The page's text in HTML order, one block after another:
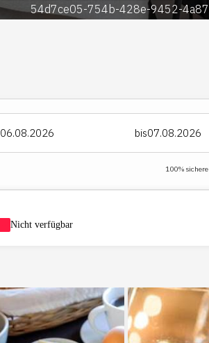
54d7ce05-754b-428e-9452-
bis
100%
Nicht verfügbar